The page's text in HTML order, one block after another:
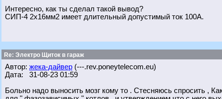
Интересно, как ты сделал такой вывод?
СИП-4 2х16мм2 имеет длительный допустимый ток 100А.
Re: Электро Щиток в гараж
Автор: жека-дайвер (---.rev.poneytelecom.eu)
Дата: 31-08-23 01:59
Больно надо выносить мозг кому то . Стесняюсь спросить ,